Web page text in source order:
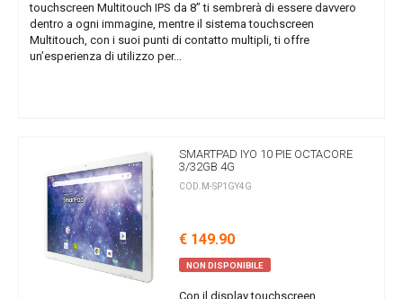
touchscreen Multitouch IPS da 8” ti sembrerà di essere davvero
dentro a ogni immagine, mentre il sistema touchscreen
Multitouch, con i suoi punti di contatto multipli, ti offre
un’esperienza di utilizzo per...
SMARTPAD IYO 10 PIE OCTACORE
3/32GB 4G
COD.M-SP1GY4G
€ 149.90
NON DISPONIBILE
Con il display touchscreen